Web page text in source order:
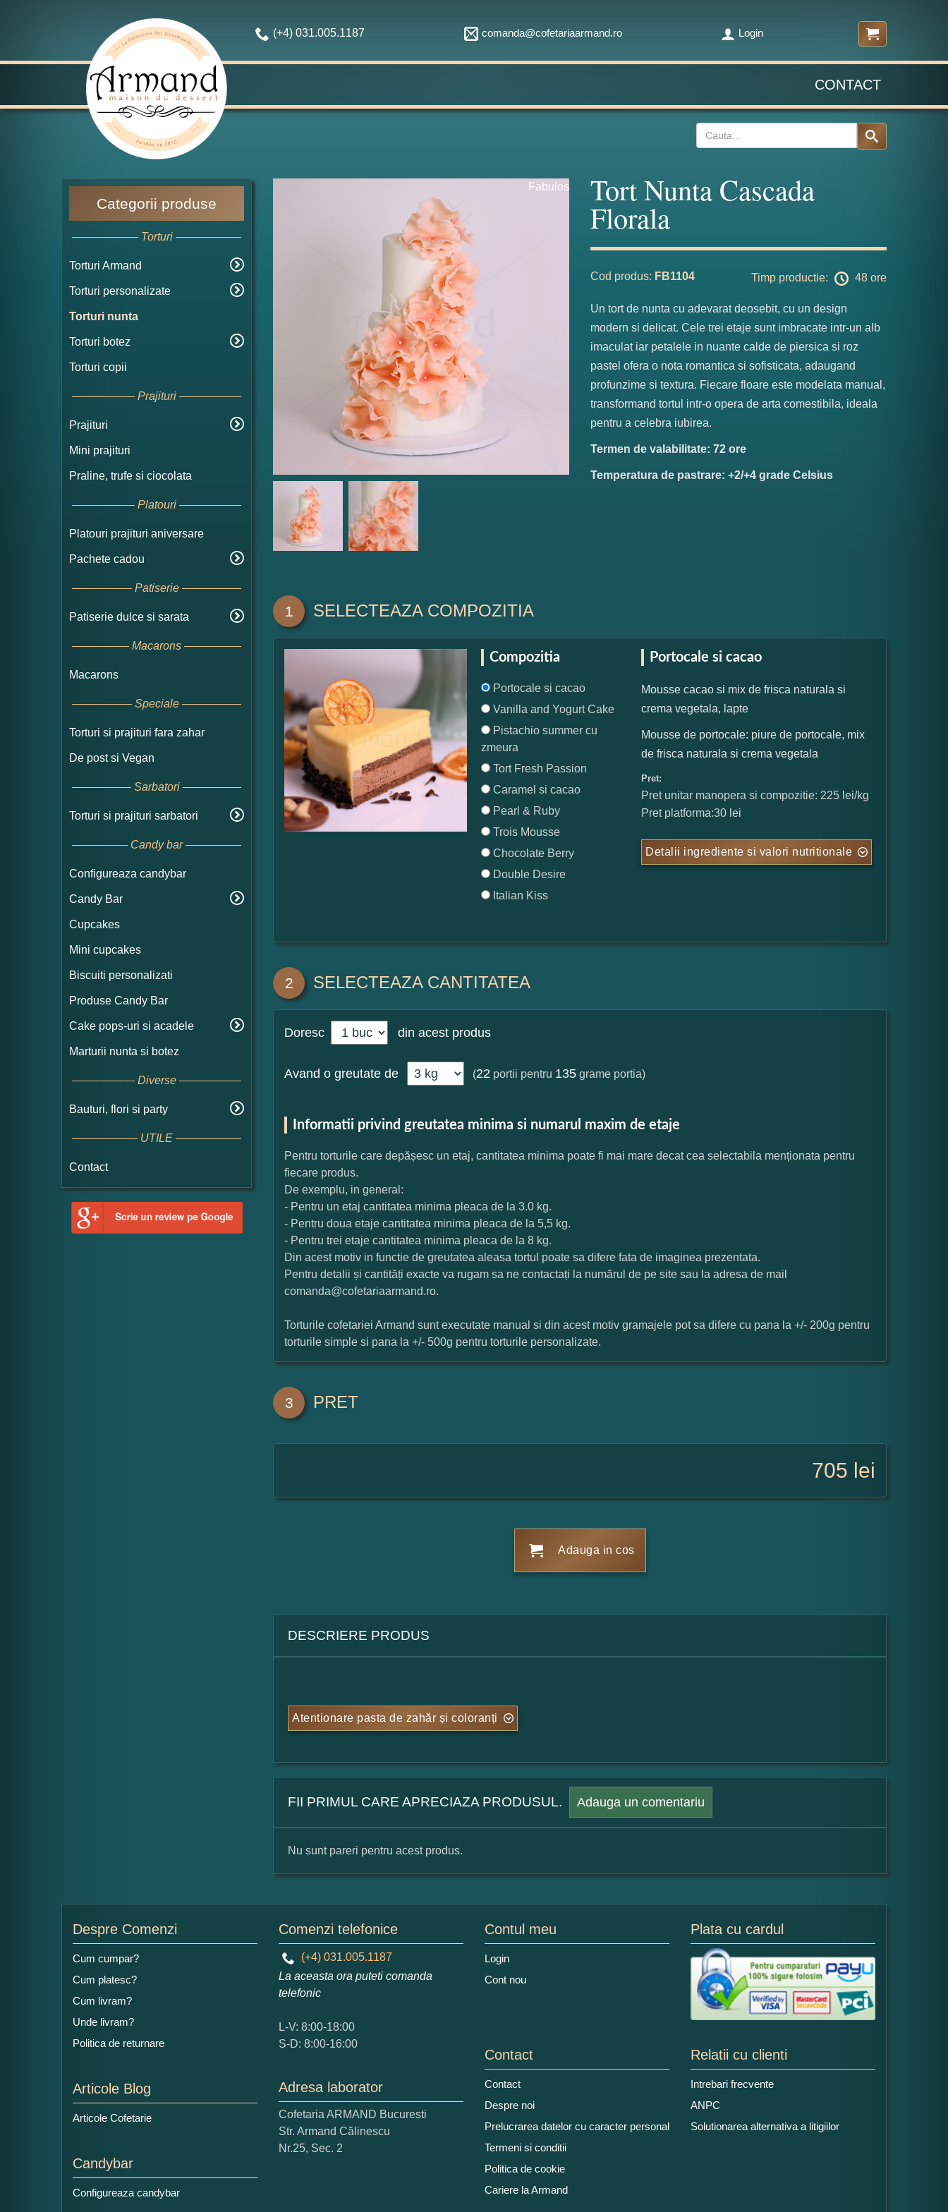
(+4) 031.005.1187 comanda@cofetariaarmand.ro Login
CONTACT
Categorii produse
Torturi
Torturi Armand
Torturi personalizate
Torturi nunta
Torturi botez
Torturi copii
Prajituri
Prajituri
Mini prajituri
Praline, trufe si ciocolata
Platouri
Platouri prajituri aniversare
Pachete cadou
Patiserie
Patiserie dulce si sarata
Macarons
Macarons
Speciale
Torturi si prajituri fara zahar
De post si Vegan
Sarbatori
Torturi si prajituri sarbatori
Candy bar
Configureaza candybar
Candy Bar
Cupcakes
Mini cupcakes
Biscuiti personalizati
Produse Candy Bar
Cake pops-uri si acadele
Marturii nunta si botez
Diverse
Bauturi, flori si party
UTILE
Contact
Fabulos Tort Nunta Cascada
Florala
Cod produs: FB1104 Timp productie: 48 ore
Un tort de nunta cu adevarat deosebit, cu un design
modern si delicat. Cele trei etaje sunt imbracate intr-un alb
imaculat iar petalele in nuante calde de piersica si roz
pastel ofera o nota romantica si sofisticata, adaugand
profunzime si textura. Fiecare floare este modelata manual,
transformand tortul intr-o opera de arta comestibila, ideala
pentru a celebra iubirea.
Termen de valabilitate: 72 ore
Temperatura de pastrare: +2/+4 grade Celsius
1 SELECTEAZA COMPOZITIA
Compozitia
Portocale si cacao
Vanilla and Yogurt Cake
Pistachio summer cu
zmeura
Tort Fresh Passion
Caramel si cacao
Pearl & Ruby
Trois Mousse
Chocolate Berry
Double Desire
Italian Kiss
Portocale si cacao
Mousse cacao si mix de frisca naturala si
crema vegetala, lapte
Mousse de portocale: piure de portocale, mix
de frisca naturala si crema vegetala
Pret:
Pret unitar manopera si compozitie: 225 lei/kg
Pret platforma:30 lei
Detalii ingrediente si valori nutritionale
2 SELECTEAZA CANTITATEA
Doresc din acest produs
Avand o greutate de (22 portii pentru 135 grame portia)
Informatii privind greutatea minima si numarul maxim de etaje
Pentru torturile care depășesc un etaj, cantitatea minima poate fi mai mare decat cea selectabila menționata pentru
fiecare produs.
De exemplu, in general:
- Pentru un etaj cantitatea minima pleaca de la 3.0 kg.
- Pentru doua etaje cantitatea minima pleaca de la 5,5 kg.
- Pentru trei etaje cantitatea minima pleaca de la 8 kg.
Din acest motiv in functie de greutatea aleasa tortul poate sa difere fata de imaginea prezentata.
Pentru detalii și cantități exacte va rugam sa ne contactați la numărul de pe site sau la adresa de mail
comanda@cofetariaarmand.ro.
Torturile cofetariei Armand sunt executate manual si din acest motiv gramajele pot sa difere cu pana la +/- 200g pentru
torturile simple si pana la +/- 500g pentru torturile personalizate.
3 PRET
705 lei
Adauga in cos
DESCRIERE PRODUS
Atentionare pasta de zahăr și coloranți
FII PRIMUL CARE APRECIAZA PRODUSUL. Adauga un comentariu
Numele dumneavoastra:
Adaugati o parere despre acest produs:
Ce nota acordati acestui produs?
1 2 3 4
Nu tocmai bun
Nu sunt pareri pentru acest produs.
Despre Comenzi
Cum cumpar?
Cum platesc?
Cum livram?
Unde livram?
Politica de returnare
Articole Blog
Articole Cofetarie
Candybar
Configureaza candybar
Comenzi telefonice
(+4) 031.005.1187
La aceasta ora puteti comanda
telefonic
L-V: 8:00-18:00
S-D: 8:00-16:00
Adresa laborator
Cofetaria ARMAND Bucuresti
Str. Armand Călinescu
Nr.25, Sec. 2
Contul meu
Login
Cont nou
Plata cu cardul
Contact
Contact
Despre noi
Prelucrarea datelor cu caracter personal
Termeni si conditii
Politica de cookie
Cariere la Armand
Relatii cu clienti
Intrebari frecvente
ANPC
Solutionarea alternativa a litigiilor